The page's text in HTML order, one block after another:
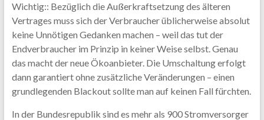
Wichtig:: Bezüglich die Außerkraftsetzung des älteren
Vertrages muss sich der Verbraucher üblicherweise absolut
keine Unnötigen Gedanken machen – weil das tut der
Endverbraucher im Prinzip in keiner Weise selbst. Genau
das macht der neue Ökoanbieter. Die Umschaltung erfolgt
dann garantiert ohne zusätzliche Veränderungen – einen
grundlegenden Blackout sollte man auf keinen Fall fürchten.
In der Bundesrepublik sind es mehr als 900 Stromversorger